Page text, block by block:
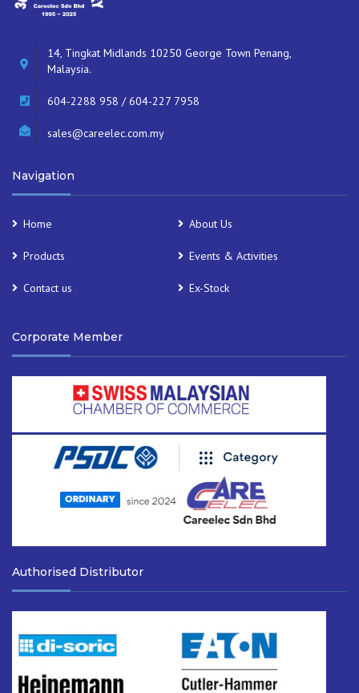
14, Tingkat Midlands 10250 George Town Penang,
Malaysia.
604-2288 958 / 604-227 7958
sales@careelec.com.my
Navigation
Home About Us
Products Events & Activities
Contact us Ex-Stock
Corporate Member
Authorised Distributor